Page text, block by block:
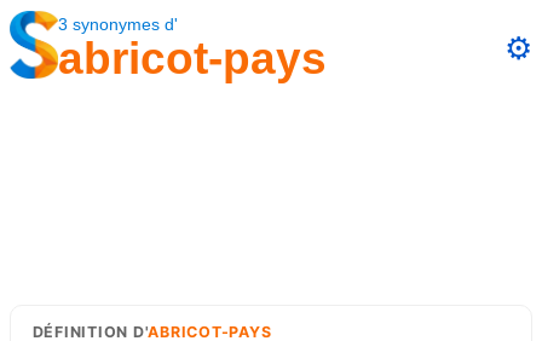
3 synonymes d'
abricot-pays ⚙️
DÉFINITION D'ABRICOT-PAYS